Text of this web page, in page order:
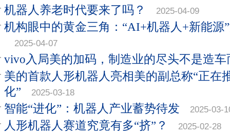
机器人养老时代要来了吗？
2025-04-09
机构眼中的黄金三角：“AI+机器人+新能源
2025-04-07
vivo入局美的加码，制造业的尽头不是造车
美的首款人形机器人亮相美的副总称“正在
化”
2025-03-18
智能“进化”：机器人产业蓄势待发 2025-03-
人形机器人赛道究竟有多“挤”？ 2025-02-28